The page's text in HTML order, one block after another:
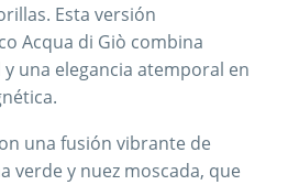
Esta versión
Acqua di Giò combina
una elegancia atemporal en
una fusión vibrante de
verde y nuez moscada, que